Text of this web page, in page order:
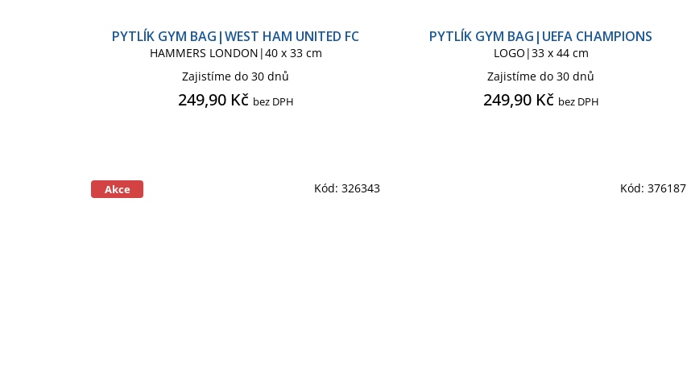
PYTLÍK GYM BAG|WEST HAM UNITED FC
HAMMERS LONDON|40 x 33 cm
Zajistíme do 30 dnů
249,90 Kč bez DPH
PYTLÍK GYM BAG|UEFA CHAMPIONS
LOGO|33 x 44 cm
Zajistíme do 30 dnů
249,90 Kč bez DPH
Akce Kód:326343 Kód: 376187